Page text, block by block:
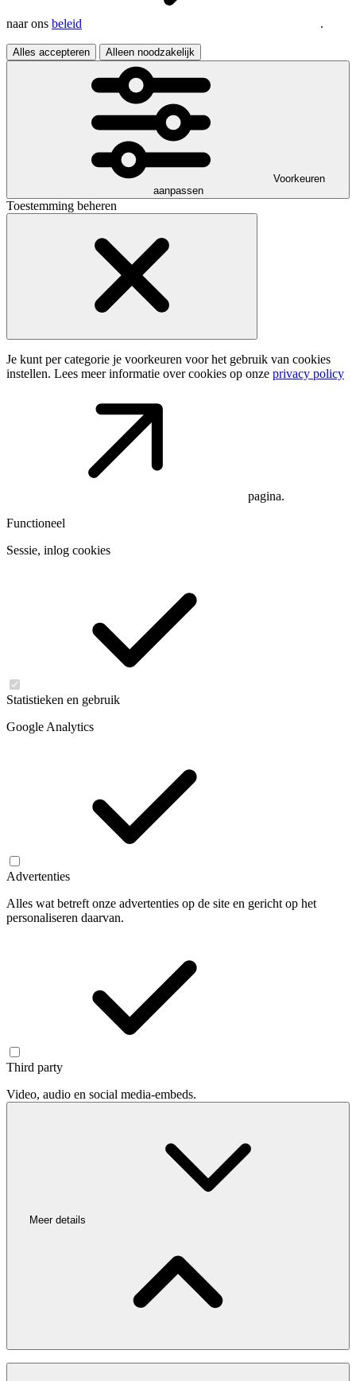
naar ons beleid .
Alles accepteren Alleen noodzakelijk
Voorkeuren
aanpassen
Toestemming beheren
Je kunt per categorie je voorkeuren voor het gebruik van cookies
instellen. Lees meer informatie over cookies op onze privacy policy
pagina.
Functioneel
Sessie, inlog cookies
Statistieken en gebruik
Google Analytics
Advertenties
Alles wat betreft onze advertenties op de site en gericht op het
personaliseren daarvan.
Third party
Video, audio en social media-embeds.
Meer details